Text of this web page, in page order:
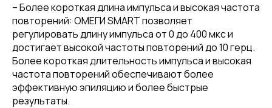
– Более короткая длина импульса и высокая частота
повторений: ОМЕГИ SMART позволяет
регулировать длину импульса от 0 до 400 мкс и
достигает высокой частоты повторений до 10 герц.
Более короткая длительность импульса и высокая
частота повторений обеспечивают более
эффективную эпиляцию и более быстрые
результаты.